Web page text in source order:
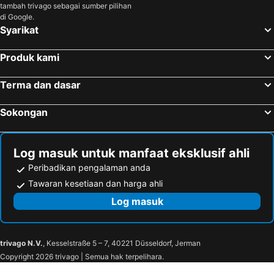
tambah trivago sebagai sumber pilihan
di Google.
Syarikat
Produk kami
Terma dan dasar
Sokongan
Log masuk untuk manfaat eksklusif ahli
Peribadikan pengalaman anda
Tawaran kesetiaan dan harga ahli
Log masuk
trivago N.V., Kesselstraße 5 – 7, 40221 Düsseldorf, Jerman
Copyright 2026 trivago | Semua hak terpelihara.